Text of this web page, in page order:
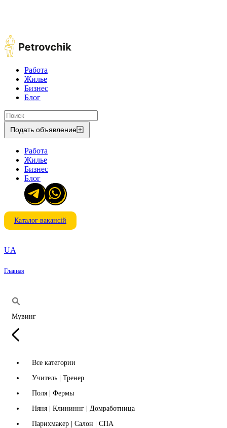
Работа
Жилье
Бизнес
Блог
Подать объявление
Работа
Жилье
Бизнес
Блог
Каталог вакансій
UA
Главная
Мувинг
Все категории
Учитель | Тренер
Поля | Фермы
Няня | Клининнг | Домработница
Парихмакер | Салон | СПА